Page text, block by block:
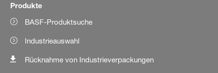
Produkte
BASF-Produktsuche
Industrieauswahl
Rücknahme von Industrieverpackungen